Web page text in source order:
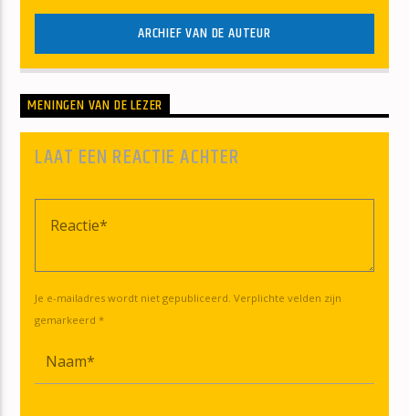
ARCHIEF VAN DE AUTEUR
MENINGEN VAN DE LEZER
LAAT EEN REACTIE ACHTER
Je e-mailadres wordt niet gepubliceerd. Verplichte velden zijn
gemarkeerd *